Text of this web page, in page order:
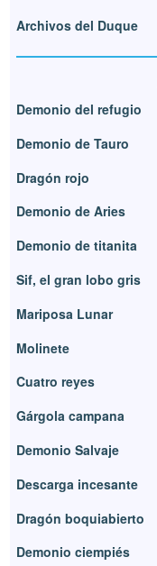
Archivos del Duque
Demonio del refugio
Demonio de Tauro
Dragón rojo
Demonio de Aries
Demonio de titanita
Sif, el gran lobo gris
Mariposa Lunar
Molinete
Cuatro reyes
Gárgola campana
Demonio Salvaje
Descarga incesante
Dragón boquiabierto
Demonio ciempiés